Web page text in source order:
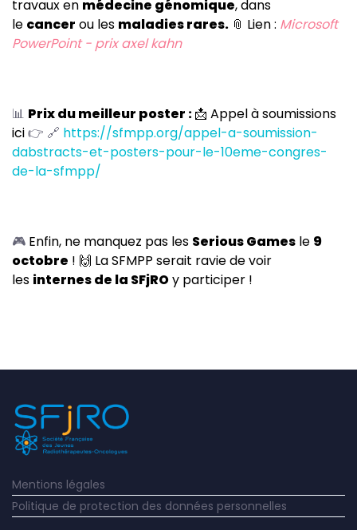
travaux en médecine génomique, dans
le cancer ou les maladies rares. 📎 Lien : Microsoft
PowerPoint - prix axel kahn
📊 Prix du meilleur poster :📩 Appel à soumissions
ici👉 🔗 https://sfmpp.org/appel-a-soumission-
dabstracts-et-posters-pour-le-10eme-congres-
de-la-sfmpp/
🎮 Enfin, ne manquez pas les Serious Games le 9
octobre ! 🙌 La SFMPP serait ravie de voir
les internes de la SFjROy participer !
Mentions légales
Politique de protection des données personnelles